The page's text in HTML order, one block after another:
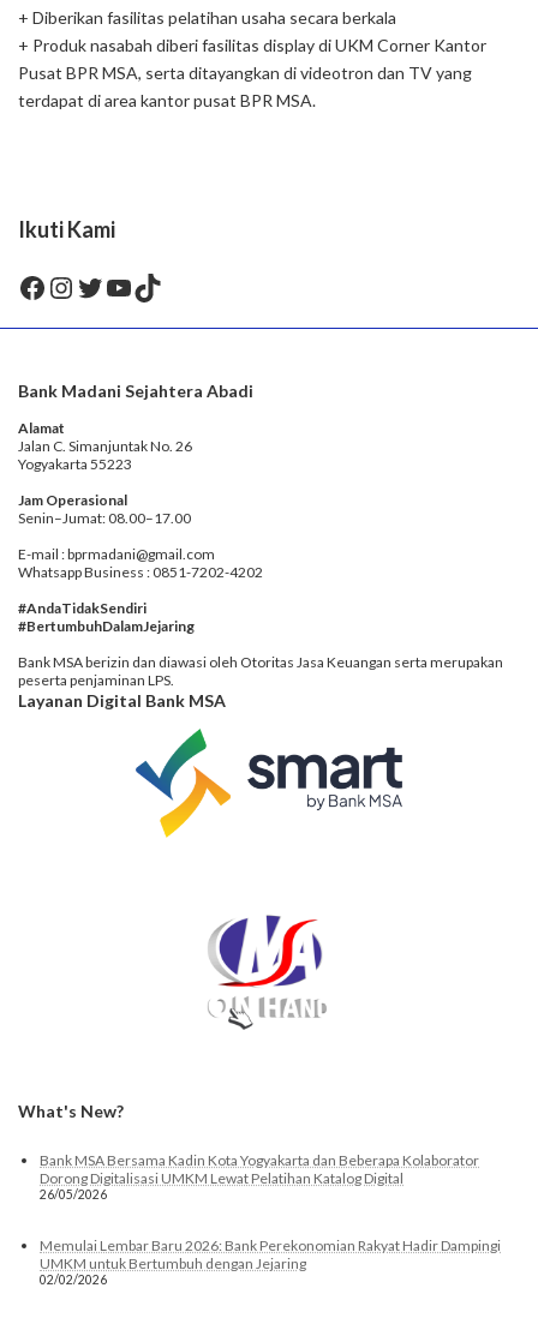
+ Diberikan fasilitas pelatihan usaha secara berkala
+ Produk nasabah diberi fasilitas display di UKM Corner Kantor
Pusat BPR MSA, serta ditayangkan di videotron dan TV yang
terdapat di area kantor pusat BPR MSA.
Ikuti Kami
Facebook
Instagram
Twitter
YouTube
TikTok
Bank Madani Sejahtera Abadi
Alamat
Jalan C. Simanjuntak No. 26
Yogyakarta 55223
Jam Operasional
Senin–Jumat: 08.00–17.00
E-mail : bprmadani@gmail.com
Whatsapp Business : 0851-7202-4202
#AndaTidakSendiri
#BertumbuhDalamJejaring
Bank MSA berizin dan diawasi oleh Otoritas Jasa Keuangan serta merupakan
peserta penjaminan LPS.
Layanan Digital Bank MSA
What's New?
Bank MSA Bersama Kadin Kota Yogyakarta dan Beberapa Kolaborator
Dorong Digitalisasi UMKM Lewat Pelatihan Katalog Digital
26/05/2026
Memulai Lembar Baru 2026: Bank Perekonomian Rakyat Hadir Dampingi
UMKM untuk Bertumbuh dengan Jejaring
02/02/2026